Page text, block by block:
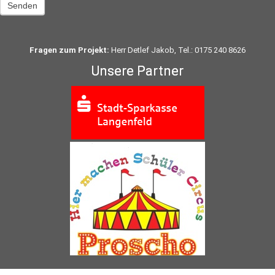
Senden
Fragen zum Projekt: Herr Detlef Jakob, Tel.: 0175 240 8626
Unsere Partner